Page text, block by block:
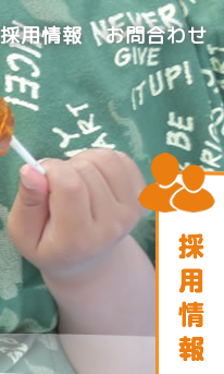
採用情報 お問合わせ